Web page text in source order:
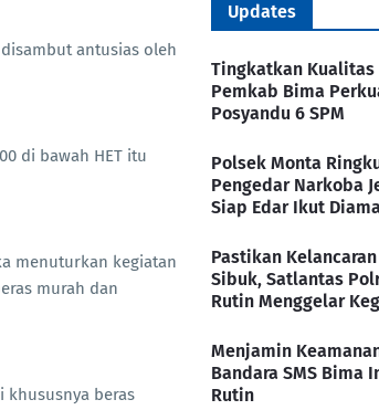
antusias oleh
di bawah HET itu
menuturkan kegiatan
murah dan
khususnya beras
Updates
Tingkatkan
Pemkab Bima
Posyandu 6 SPM
Polsek Monta
Pengedar Narkoba
Siap Edar Ikut
Pastikan
Sibuk, Satlantas
Rutin Menggelar
Menjamin
Bandara SMS Bima
Rutin